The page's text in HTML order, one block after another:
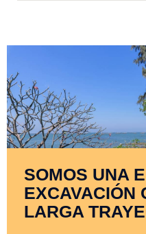
SOMOS UNA
EXCAVACIÓN
LARGA